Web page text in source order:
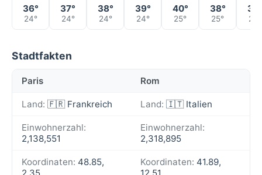
36°
24°
37°
24°
38°
24°
39°
24°
40°
25°
38°
25° 24°
Stadtfakten
Paris Rom
Land: 🇫🇷 Frankreich Land: 🇮🇹 Italien
Einwohnerzahl:
2,138,551
Einwohnerzahl:
2,318,895
Koordinaten: 48.85,
Koordinaten: 41.89,